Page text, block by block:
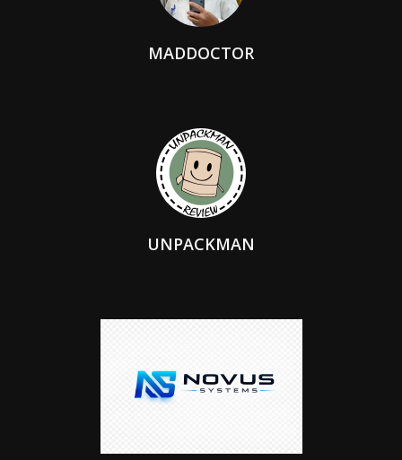
MADDOCTOR
UNPACKMAN